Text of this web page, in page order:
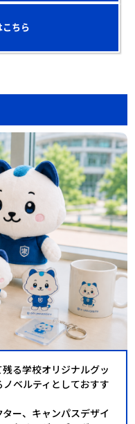
こちら
る学校オリジナルグッ
ベルティとしておすす
ー、キャンパスデザイ